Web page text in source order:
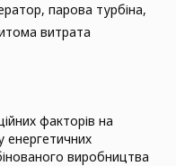
парова турбіна,
витрата
факторів на
енергетичних
виробництва